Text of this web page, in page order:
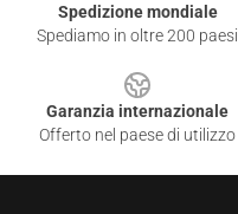
Spedizione mondiale
Spediamo in oltre 200 paesi
Garanzia internazionale
Offerto nel paese di utilizzo